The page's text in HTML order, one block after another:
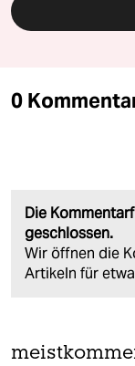
0
Die
geschlossen.
Wir öffnen die
Artikeln für